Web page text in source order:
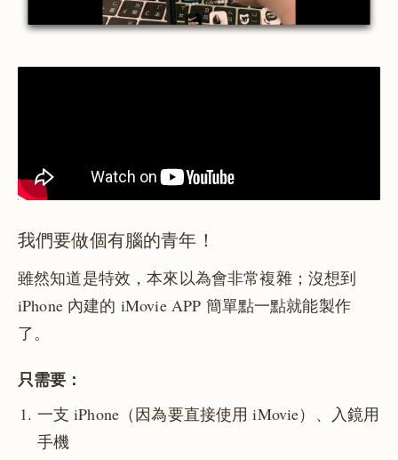
我們要做個有腦的青年！
雖然知道是特效，本來以為會非常複雜；沒想到
iPhone 內建的 iMovie APP 簡單點一點就能製作
了。
只需要：
一支 iPhone（因為要直接使用 iMovie）、入鏡用
手機